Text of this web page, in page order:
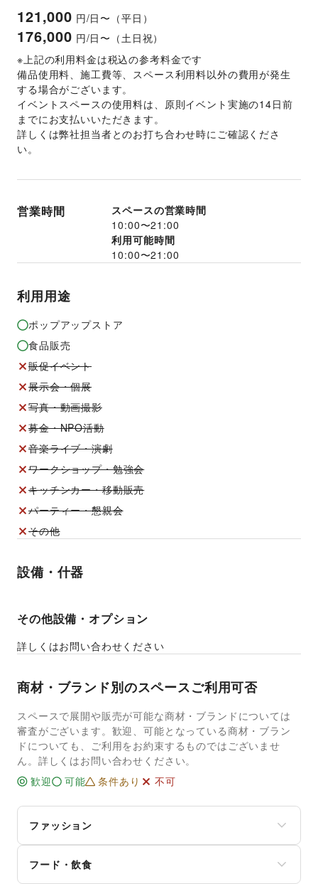
121,000 円/日〜（平日）
176,000 円/日〜（土日祝）
※上記の利用料金は税込の参考料金です
備品使用料、施工費等、スペース利用料以外の費用が発生
する場合がございます。
イベントスペースの使用料は、原則イベント実施の14日前
までにお支払いいただきます。
詳しくは弊社担当者とのお打ち合わせ時にご確認くださ
い。
営業時間
スペースの営業時間
10:00〜21:00
利用可能時間
10:00〜21:00
利用用途
ポップアップストア
食品販売
販促イベント
展示会・個展
写真・動画撮影
募金・NPO活動
音楽ライブ・演劇
ワークショップ・勉強会
キッチンカー・移動販売
パーティー・懇親会
その他
設備・什器
その他設備・オプション
詳しくはお問い合わせください
商材・ブランド別のスペースご利用可否
スペースで展開や販売が可能な商材・ブランドについては
審査がございます。歓迎、可能となっている商材・ブラン
ドについても、ご利用をお約束するものではございませ
ん。詳しくはお問い合わせください。
歓迎
可能 条件あり 不可
ファッション
レディースファッション
ユニセックス
フード・飲食